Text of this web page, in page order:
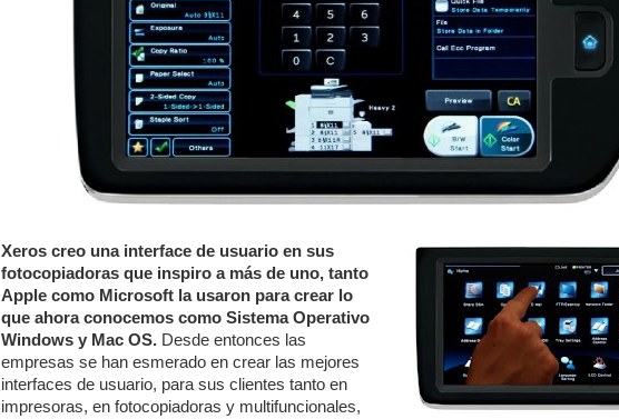
Xeros creo una interface de usuario en sus
fotocopiadoras que inspiro a más de uno, tanto
Apple como Microsoft la usaron para crear lo
que ahora conocemos como Sistema Operativo
Windows y Mac OS. Desde entonces las
empresas se han esmerado en crear las mejores
interfaces de usuario, para sus clientes tanto en
impresoras, en fotocopiadoras y multifuncionales,